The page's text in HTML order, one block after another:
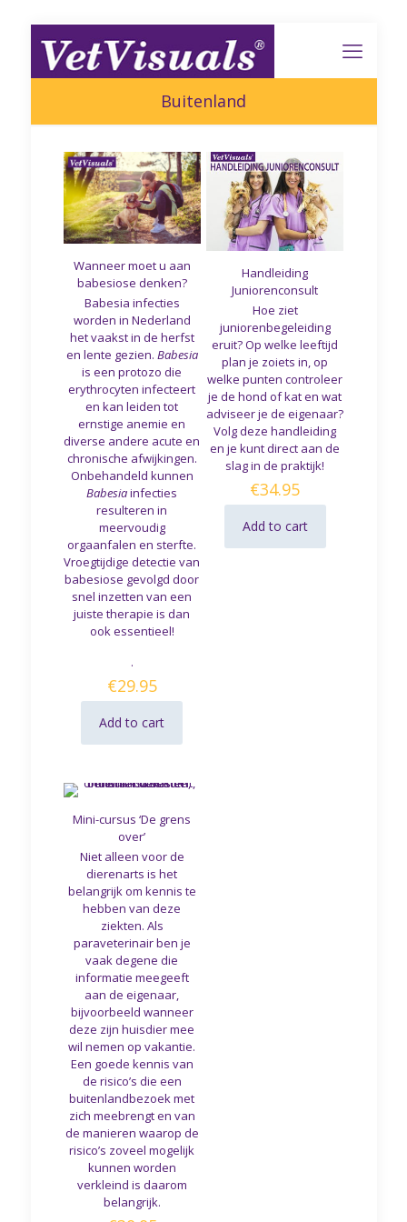
Buitenland
Wanneer moet u aan
babesiose denken?
Babesia infecties
worden in Nederland
het vaakst in de herfst
en lente gezien. Babesia
is een protozo die
erythrocyten infecteert
en kan leiden tot
ernstige anemie en
diverse andere acute en
chronische afwijkingen.
Onbehandeld kunnen
Babesiainfecties
resulteren in
meervoudig
orgaanfalen en sterfte.
Vroegtijdige detectie van
babesiose gevolgd door
snel inzetten van een
juiste therapie is dan
ook essentieel!
.
€29.95
Add to cart
Handleiding
Juniorenconsult
Hoe ziet
juniorenbegeleiding
eruit? Op welke leeftijd
plan je zoiets in, op
welke punten controleer
je de hond of kat en wat
adviseer je de eigenaar?
Volg deze handleiding
en je kunt direct aan de
slag in de praktijk!
€34.95
Add to cart
Mini-cursus ‘De grens
over’
Niet alleen voor de
dierenarts is het
belangrijk om kennis te
hebben van deze
ziekten. Als
paraveterinair ben je
vaak degene die
informatie meegeeft
aan de eigenaar,
bijvoorbeeld wanneer
deze zijn huisdier mee
wil nemen op vakantie.
Een goede kennis van
de risico’s die een
buitenlandbezoek met
zich meebrengt en van
de manieren waarop de
risico’s zoveel mogelijk
kunnen worden
verkleind is daarom
belangrijk.